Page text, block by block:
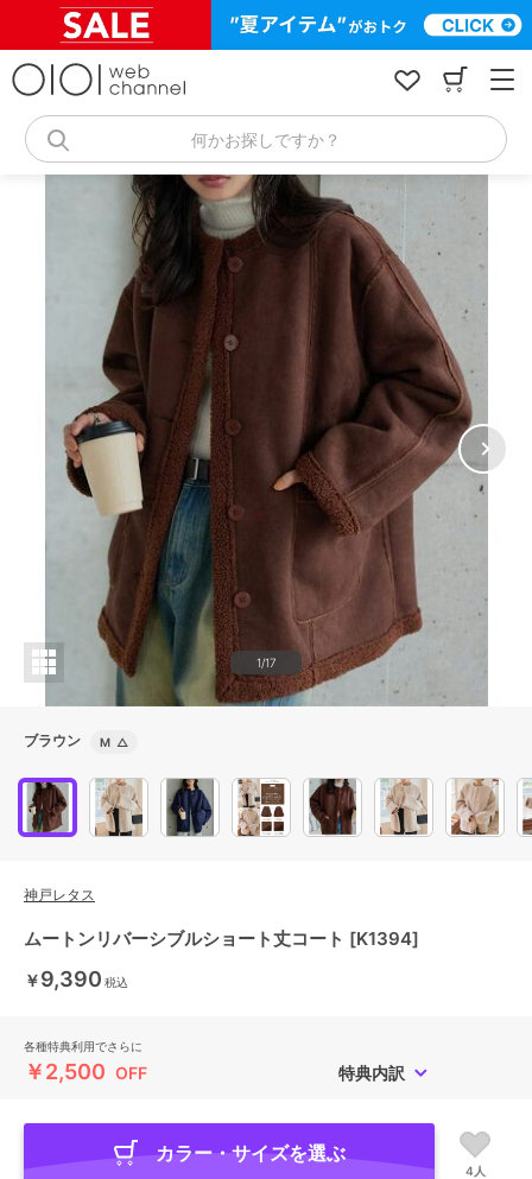
何かお探しですか？
1/17
ブラウン M △
神戸レタス
ムートンリバーシブルショート丈コート [K1394]
￥9,390 税込
各種特典利用でさらに
￥2,500 OFF 特典内訳
カラー・サイズを選ぶ
4人